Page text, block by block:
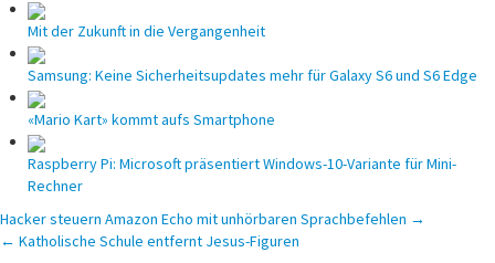
Mit der Zukunft in die Vergangenheit
Samsung: Keine Sicherheitsupdates mehr für Galaxy S6 und S6 Edge
«Mario Kart» kommt aufs Smartphone
Raspberry Pi: Microsoft präsentiert Windows-10-Variante für Mini-
Rechner
Beitragsnavigation
Hacker steuern Amazon Echo mit unhörbaren Sprachbefehlen →
← Katholische Schule entfernt Jesus-Figuren